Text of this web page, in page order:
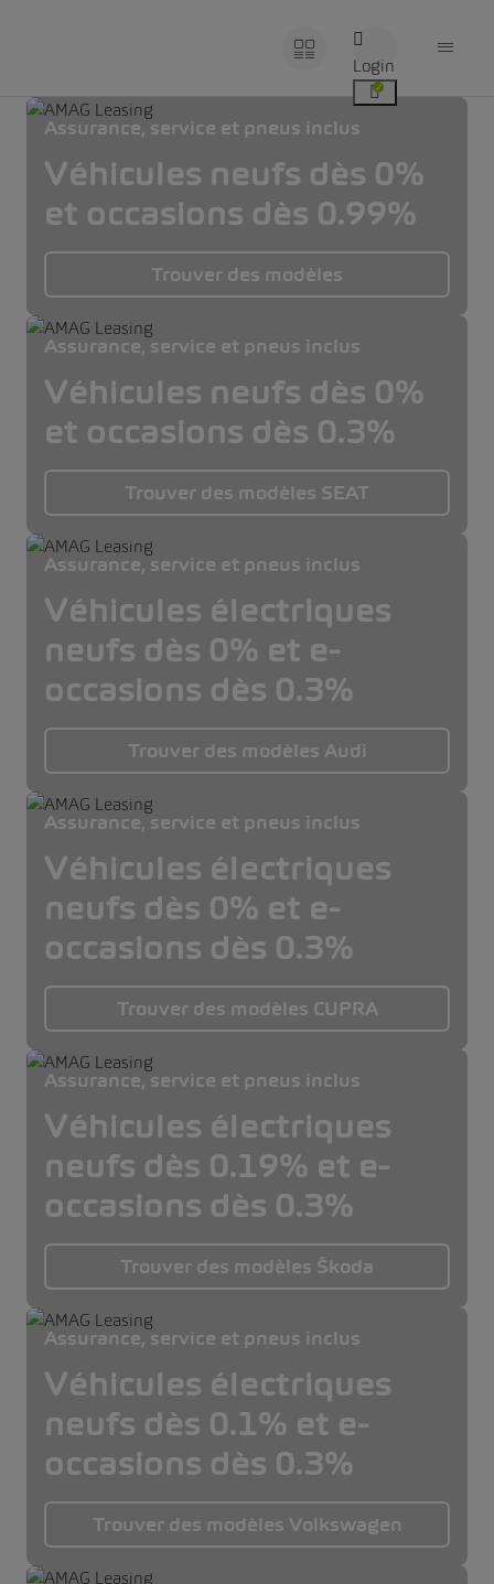
Login
Assurance, service et pneus inclus
Véhicules neufs dès 0%
et occasions dès 0.99%
Trouver des modèles
Assurance, service et pneus inclus
Véhicules neufs dès 0%
et occasions dès 0.3%
Trouver des modèles SEAT
Assurance, service et pneus inclus
Véhicules électriques
neufs dès 0% et e-
occasions dès 0.3%
Trouver des modèles Audi
Assurance, service et pneus inclus
Véhicules électriques
neufs dès 0% et e-
occasions dès 0.3%
Trouver des modèles CUPRA
Assurance, service et pneus inclus
Véhicules électriques
neufs dès 0.19% et e-
occasions dès 0.3%
Trouver des modèles Škoda
Assurance, service et pneus inclus
Véhicules électriques
neufs dès 0.1% et e-
occasions dès 0.3%
Trouver des modèles Volkswagen